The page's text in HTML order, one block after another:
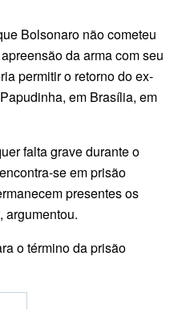
Bolsonaro não cometeu
da arma com seu
permitir o retorno do ex-
em Brasília, em
falta grave durante o
se em prisão
presentes os
argumentou.
o término da prisão